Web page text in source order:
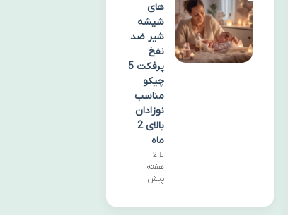
های
شیشه
شیر ضد
نفخ
پرفکت 5
چیکو
مناسب
نوزادان
بالای 2
ماه
2
هفته
پیش